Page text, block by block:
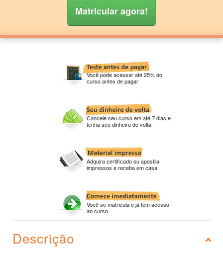
Matricular agora!
Você pode acessar até 25% do
curso antes de pagar
Cancele seu curso em até 7 dias e
tenha seu dinheiro de volta
Adquira certificado ou apostila
impressos e receba em casa
Você se matricula e já tem acesso
ao curso
Descrição